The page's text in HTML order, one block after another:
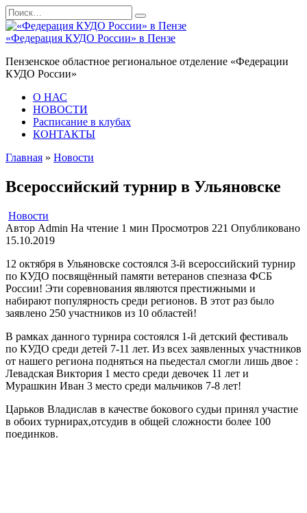
Перейти
к
содержанию
Search
for:
«Федерация КУДО России» в Пензе
Пензенское областное региональное отделение «Федерации
КУДО России»
О НАС
НОВОСТИ
Расписание в клубах
КОНТАКТЫ
Главная » Новости
Всероссийский турнир в Ульяновске
Новости
Автор Admin На чтение 1 мин Просмотров 221 Опубликовано
15.10.2019
12 октября в Ульяновске состоялся 3-й всероссийский турнир
по КУДО посвящённый памяти ветеранов спезназа ФСБ
России! Эти соревнования являются престижными и
набирают популярность среди регионов. В этот раз было
заявлено 250 участников из 10 областей!
В рамках данного турнира состоялся 1-й детский фестиваль
по КУДО среди детей 7-11 лет. Из всех заявленных участников
от нашего региона подняться на пьедестал смогли лишь двое :
Левадская Виктория 1 место среди девочек 11 лет и
Мурашкин Иван 3 место среди мальчиков 7-8 лет!
Царьков Владислав в качестве бокового судьи принял участие
в обоих турнирах,отсудив в общей сложности более 100
поединков.